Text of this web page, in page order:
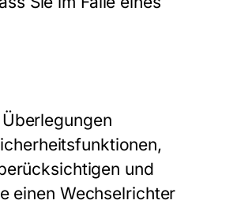
und
einen Wechselrichter